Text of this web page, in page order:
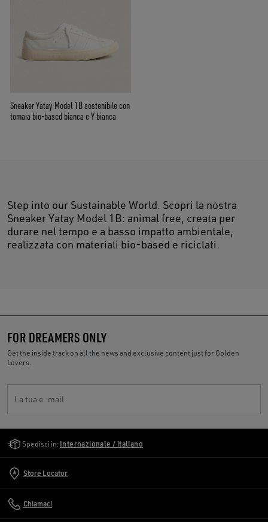
Sneaker Yatay Model 1B sostenibile con
tomaia bio-based bianca e Y bianca
Step into our Sustainable World. Scopri la nostra
Sneaker Yatay Model 1B: animal free, creata per
durare nel tempo e a basso impatto ambientale,
realizzata con materiali bio-based e riciclati.
FOR DREAMERS ONLY
Get the inside track on all the news and exclusive content just for Golden
Lovers.
La tua e-mail
Spedisci in: Internazionale / italiano
Store Locator
Chiamaci